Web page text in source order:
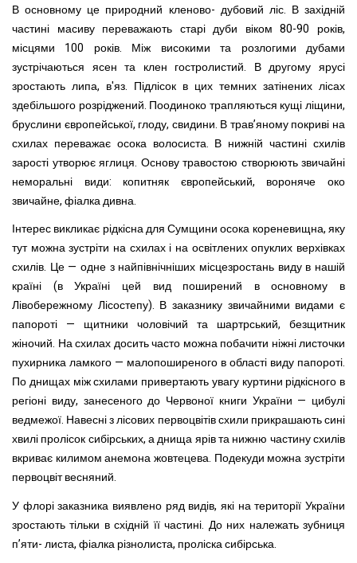
В основному це природний кленово- дубовий ліс. В західній
частині масиву переважають старі дуби віком 80-90 років,
місцями 100 років. Між високими та розлогими дубами
зустрічаються ясен та клен гостролистий. В другому ярусі
зростають липа, в'яз. Підлісок в цих темних затінених лісах
здебільшого розріджений. Поодиноко трапляються кущі ліщини,
бруслини європейської, глоду, свидини. В трав’яному покриві на
схилах переважає осока волосиста. В нижній частині схилів
зарості утворює яглиця. Основу травостою створюють звичайні
неморальні види: копитняк європейський, вороняче око
звичайне, фіалка дивна.
Інтерес викликає рідкісна для Сумщини осока кореневищна, яку
тут можна зустріти на схилах і на освітлених опуклих верхівках
схилів. Це — одне з найпівнічніших місцезростань виду в нашій
країні (в Україні цей вид поширений в основному в
Лівобережному Лісостепу). В заказнику звичайними видами є
папороті — щитники чоловічий та шартрський, безщитник
жіночий. На схилах досить часто можна побачити ніжні листочки
пухирника ламкого — малопоширеного в області виду папороті.
По днищах між схилами привертають увагу куртини рідкісного в
регіоні виду, занесеного до Червоної книги України — цибулі
ведмежої. Навесні з лісових первоцвітів схили прикрашають сині
хвилі пролісок сибірських, а днища ярів та нижню частину схилів
вкриває килимом анемона жовтецева. Подекуди можна зустріти
первоцвіт весняний.
У флорі заказника виявлено ряд видів, які на території України
зростають тільки в східній її частині. До них належать зубниця
п’яти- листа, фіалка різнолиста, проліска сибірська.